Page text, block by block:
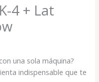
4 + Lat
una sola máquina?
indispensable que te